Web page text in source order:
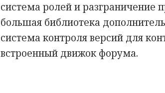
система ролей и разграничение
большая библиотека
система контроля версий для
встроенный движок форума.